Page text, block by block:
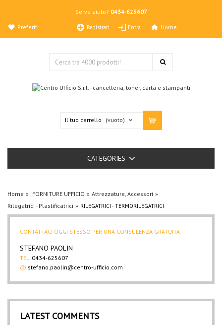
Serve aiuto? 0434-625607
Registrati Entra
Preferiti Home
Il tuo carrello (vuoto)
CATEGORIES
Home FORNITURE UFFICIO
Attrezzature, Accessori
Rilegatrici - Plastificatrici
RILEGATRICI - TERMORILEGATRICI
CONTATTACI OGGI STESSO PER UNA CONSULENZA GRATUITA
STEFANO PAOLIN
TEL.
0434-625607
@ stefano.paolin@centro-ufficio.com
LATEST COMMENTS